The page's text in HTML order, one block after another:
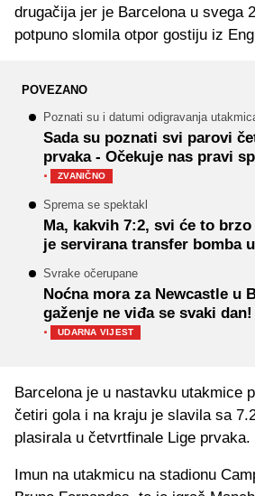
drugačija jer je Barcelona u svega
potpuno slomila otpor gostiju iz
POVEZANO
Poznati su i datumi odigravanja
Sada su poznati svi parovi
prvaka - Očekuje nas pravi
· ZVANIČNO
Sprema se spektakl
Ma, kakvih 7:2, svi će to
je servirana transfer bomba
Svrake očerupane
Noćna mora za Newcastle u
gaženje ne viđa se svaki dan!
· UDARNA VIJEST
Barcelona je u nastavku utakmice
četiri gola i na kraju je slavila sa
plasirala u četvrtfinale Lige prvaka.
Imun na utakmicu na stadionu